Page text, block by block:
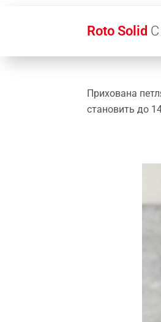
Roto Solid
Прихована
становить до